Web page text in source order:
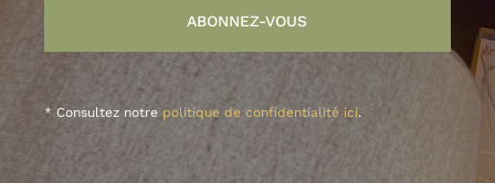
ABONNEZ-VOUS
* Consultez notre politique de confidentialité ici.